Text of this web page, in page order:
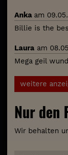
Anka am
Billie is the
Laura am
Mega geil
weitere
Nur den
Wir behalten